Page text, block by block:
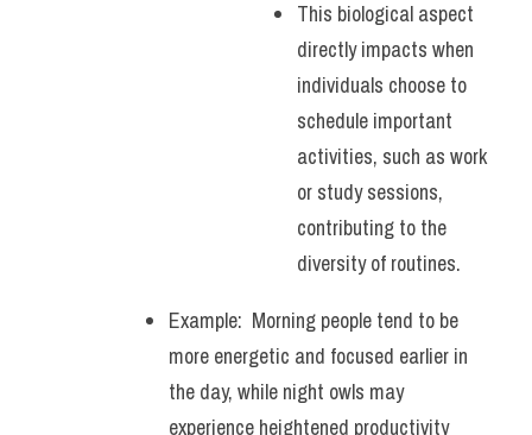
This biological aspect
directly impacts when
individuals choose to
schedule important
activities, such as work
or study sessions,
contributing to the
diversity of routines.
Example:  Morning people tend to be
more energetic and focused earlier in
the day, while night owls may
experience heightened productivity